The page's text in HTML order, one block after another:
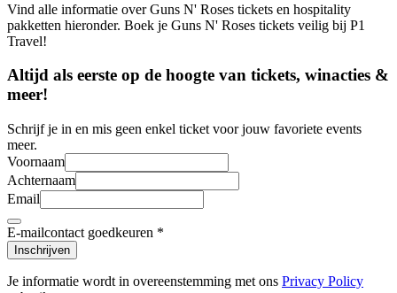
Vind alle informatie over Guns N' Roses tickets en hospitality
pakketten hieronder. Boek je Guns N' Roses tickets veilig bij P1
Travel!
Altijd als eerste op de hoogte van tickets, winacties &
meer!
Schrijf je in en mis geen enkel ticket voor jouw favoriete events
meer.
Voornaam
Achternaam
Email
E-mailcontact goedkeuren *
Inschrijven
Je informatie wordt in overeenstemming met ons Privacy Policy